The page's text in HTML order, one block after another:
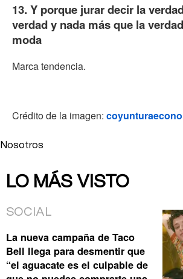
13. Y porque jurar decir la
verdad y nada más que la
moda
Marca tendencia.
Crédito de la imagen:
Nosotros
LO MÁS VISTO
SOCIAL
La nueva campaña de Taco
Bell llega para desmentir que
“el aguacate es el culpable de